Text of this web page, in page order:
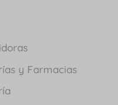
y Farmacias